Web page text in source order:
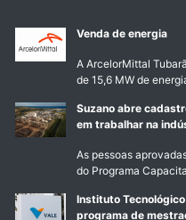
Venda de energia
A ArcelorMittal
de 15,6 MW de
Suzano abre
em trabalhar na
As pessoas
do Programa
Instituto
programa de